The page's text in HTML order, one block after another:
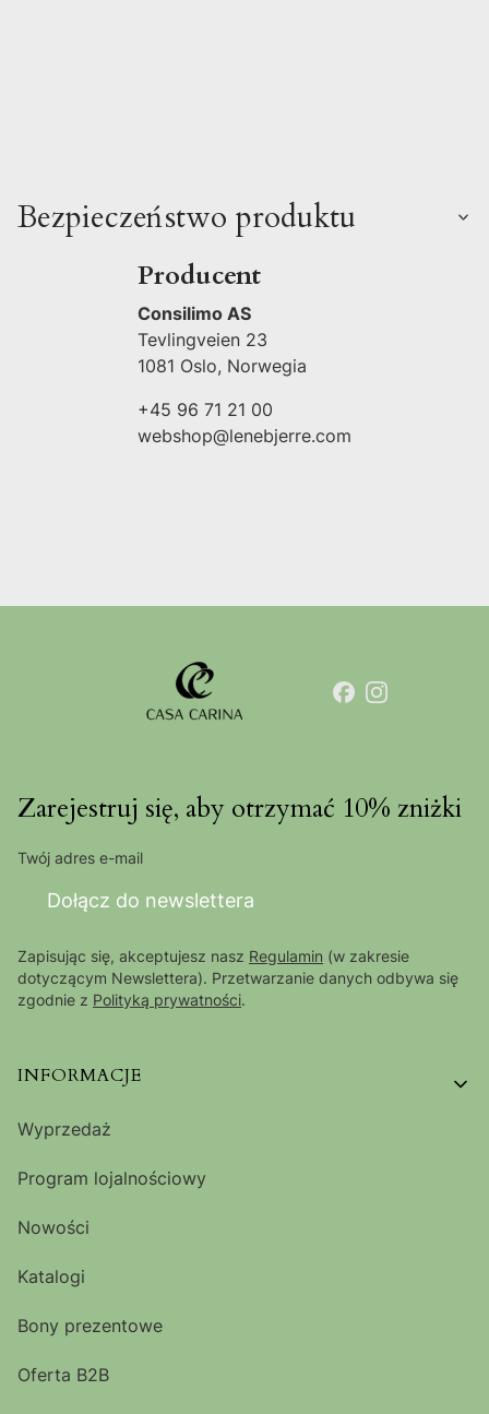
Bezpieczeństwo produktu
Producent
Consilimo AS
Tevlingveien 23
1081 Oslo, Norwegia
+45 96 71 21 00
webshop@lenebjerre.com
Zarejestruj się, aby otrzymać 10% zniżki
Twój adres e-mail
Dołącz do newslettera
Zapisując się, akceptujesz nasz Regulamin (w zakresie
dotyczącym Newslettera). Przetwarzanie danych odbywa się
zgodnie z Polityką prywatności.
Linki w stopce
INFORMACJE
Wyprzedaż
Program lojalnościowy
Nowości
Katalogi
Bony prezentowe
Oferta B2B